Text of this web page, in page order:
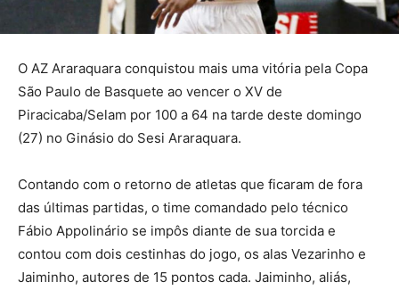
O AZ Araraquara conquistou mais uma vitória pela Copa
São Paulo de Basquete ao vencer o XV de
Piracicaba/Selam por 100 a 64 na tarde deste domingo
(27) no Ginásio do Sesi Araraquara.
Contando com o retorno de atletas que ficaram de fora
das últimas partidas, o time comandado pelo técnico
Fábio Appolinário se impôs diante de sua torcida e
contou com dois cestinhas do jogo, os alas Vezarinho e
Jaiminho, autores de 15 pontos cada. Jaiminho, aliás,